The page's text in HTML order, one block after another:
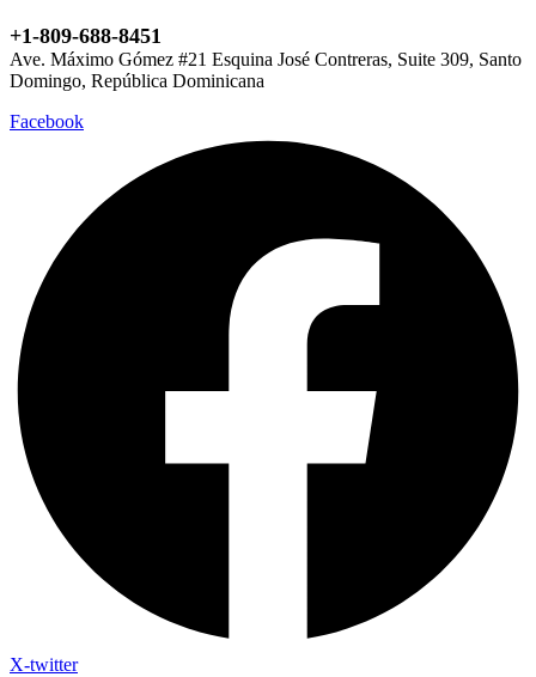
+1-809-688-8451
Ave. Máximo Gómez #21 Esquina José Contreras, Suite 309, Santo
Domingo, República Dominicana
Facebook
X-twitter